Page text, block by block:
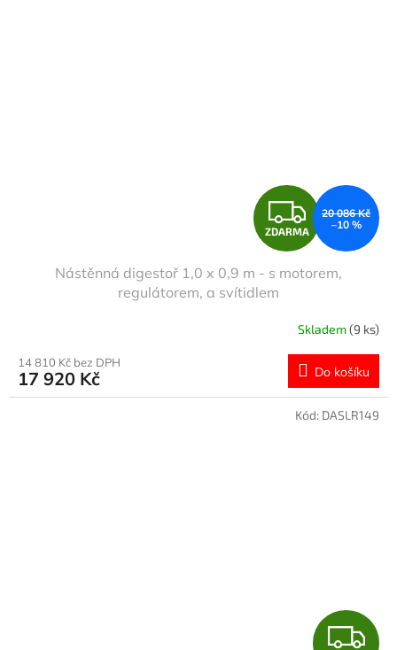
Z
D
A
R
M
A
ZDARMA
20 086 Kč
–10 %
Nástěnná digestoř 1,0 x 0,9 m - s motorem,
regulátorem, a svítidlem
Skladem(9 ks)
14 810 Kč bez DPH
17 920 Kč Do košíku
Z
Kód: DASLR149